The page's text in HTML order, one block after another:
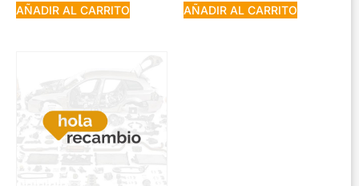
AÑADIR AL CARRITO AÑADIR AL CARRITO